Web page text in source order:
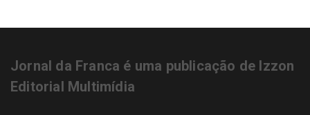
Jornal da Franca é uma publicação de Izzon
Editorial Multimídia